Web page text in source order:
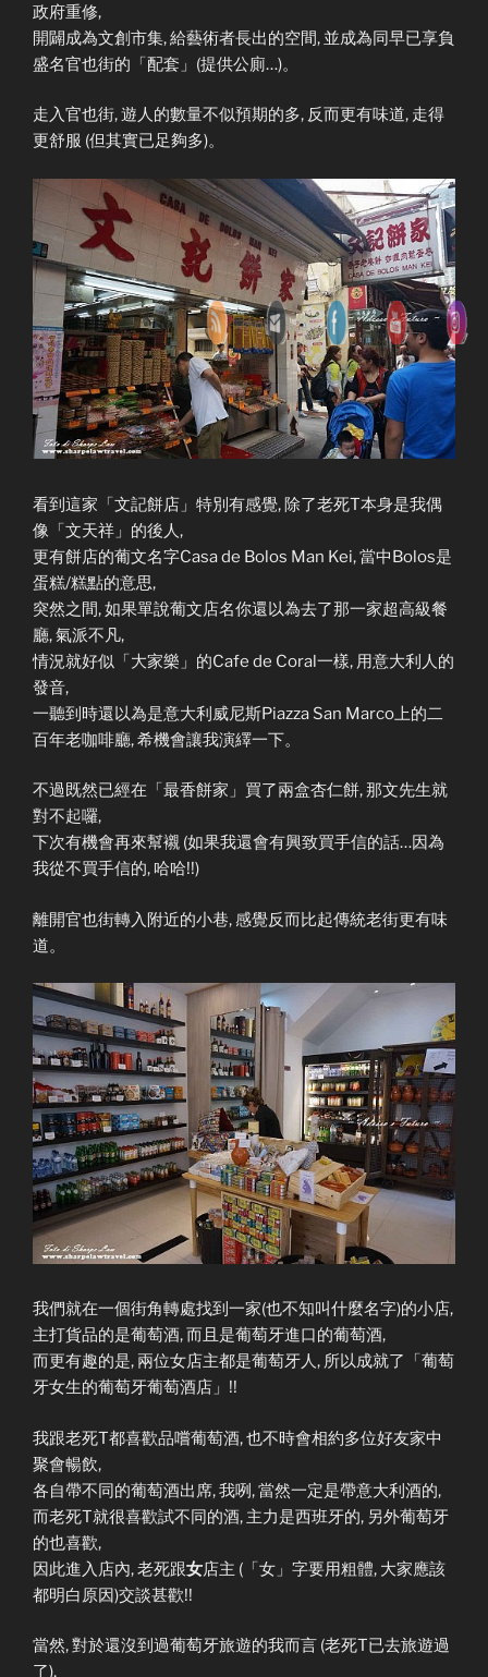
政府重修,
開闢成為文創市集, 給藝術者長出的空間, 並成為同早已享負
盛名官也街的「配套」(提供公廁…)。
走入官也街, 遊人的數量不似預期的多, 反而更有味道, 走得
更舒服 (但其實已足夠多)。
看到這家「文記餅店」特別有感覺, 除了老死T本身是我偶
像「文天祥」的後人,
更有餅店的葡文名字Casa de Bolos Man Kei, 當中Bolos是
蛋糕/糕點的意思,
突然之間, 如果單說葡文店名你還以為去了那一家超高級餐
廳, 氣派不凡,
情況就好似「大家樂」的Cafe de Coral一樣, 用意大利人的
發音,
一聽到時還以為是意大利威尼斯Piazza San Marco上的二
百年老咖啡廳, 希機會讓我演繹一下。
不過既然已經在「最香餅家」買了兩盒杏仁餅, 那文先生就
對不起囉,
下次有機會再來幫襯 (如果我還會有興致買手信的話…因為
我從不買手信的, 哈哈!!)
離開官也街轉入附近的小巷, 感覺反而比起傳統老街更有味
道。
我們就在一個街角轉處找到一家(也不知叫什麼名字)的小店,
主打貨品的是葡萄酒, 而且是葡萄牙進口的葡萄酒,
而更有趣的是, 兩位女店主都是葡萄牙人, 所以成就了「葡萄
牙女生的葡萄牙葡萄酒店」!!
我跟老死T都喜歡品嚐葡萄酒, 也不時會相約多位好友家中
聚會暢飲,
各自帶不同的葡萄酒出席, 我咧, 當然一定是帶意大利酒的,
而老死T就很喜歡試不同的酒, 主力是西班牙的, 另外葡萄牙
的也喜歡,
因此進入店內, 老死跟女店主 (「女」字要用粗體, 大家應該
都明白原因)交談甚歡!!
當然, 對於還沒到過葡萄牙旅遊的我而言 (老死T已去旅遊過
了),